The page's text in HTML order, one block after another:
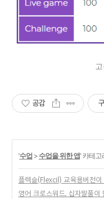
공감
'수업 > 수업을 위한 앱' 카테고
플렉슬(Flexcil) 교육용버전이
영어 크로스워드, 십자말풀이